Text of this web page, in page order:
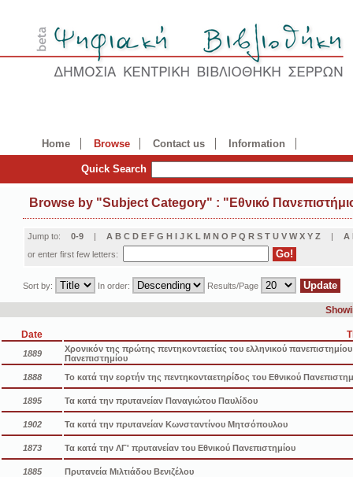
Home Browse Contact us Information
Quick Search
Browse by "Subject Category" : "Εθνικό
Jump to: 0-9 | A B C D E F G H I J K L M N O P Q R S T U V W X Y Z | Α
or enter first few letters:
Sort by: In order: Results/Page
Date
1889
Χρονικόν της πρώτης πεντηκονταετίας του ελληνικού
Πανεπιστημίου
1888
Το κατά την εορτήν της πεντηκονταετηρίδος του Εθνικού
1895 Τα κατά την πρυτανείαν Παναγιώτου Παυλίδου
1902 Τα κατά την πρυτανείαν Κωνσταντίνου Μητσόπουλου
1873 Τα κατά την ΛΓ' πρυτανείαν του Εθνικού Πανεπιστημίου
1885 Πρυτανεία Μιλτιάδου Βενιζέλου